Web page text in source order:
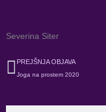
Severina Siter
Prev
PREJŠNJA OBJAVA
Joga na prostem 2020